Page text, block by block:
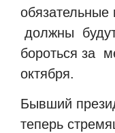
должны
бороться за
октября.
Бывший
теперь